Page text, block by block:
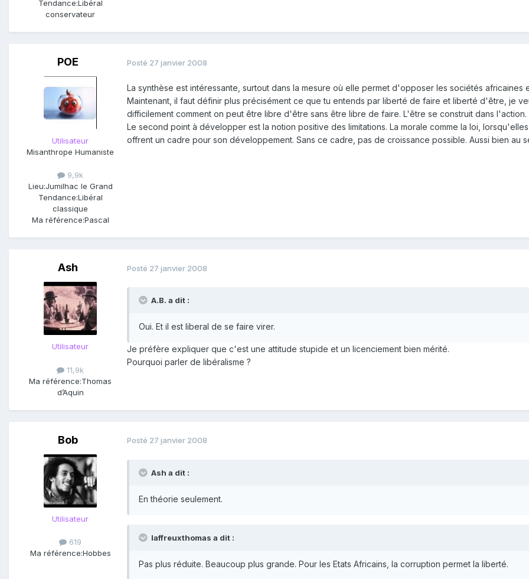
Tendance:Libéral
conservateur
POE
Utilisateur
Misanthrope Humaniste
9,9k
Lieu:Jumilhac le Grand
Tendance:Libéral
classique
Ma référence:Pascal
Posté 27 janvier 2008
La synthèse est intéressante, surtout dans la mesure où elle permet d'opposer les sociétés africaines
Maintenant, il faut définir plus précisément ce que tu entends par liberté de faire et liberté d'être, je
difficilement comment on peut être libre d'être sans être libre de faire. L'être se construit dans l'action.
Le second point à développer est la notion positive des limitations. La morale comme la loi,
offrent un cadre pour son développement. Sans ce cadre, pas de croissance possible. Aussi bien au
Ash
Utilisateur
11,9k
Ma référence:Thomas
d’Aquin
Posté 27 janvier 2008
A.B. a dit :
Oui. Et il est liberal de se faire virer.
Je préfère expliquer que c'est une attitude stupide et un licenciement bien mérité.
Pourquoi parler de libéralisme ?
Bob
Utilisateur
619
Ma référence:Hobbes
Posté 27 janvier 2008
Ash a dit :
En théorie seulement.
laffreuxthomas a dit :
Pas plus réduite. Beaucoup plus grande. Pour les Etats Africains, la corruption permet la liberté.